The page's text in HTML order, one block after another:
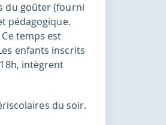
du goûter (fourni
pédagogique.
temps est
enfants inscrits
intègrent
du soir.